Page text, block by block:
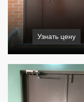
Узнать цену